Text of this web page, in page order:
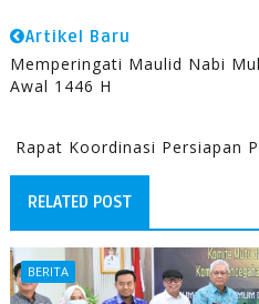
Artikel Baru
Memperingati Maulid Nabi
Awal 1446 H
Rapat Koordinasi Persiapan
RELATED POST
BERITA